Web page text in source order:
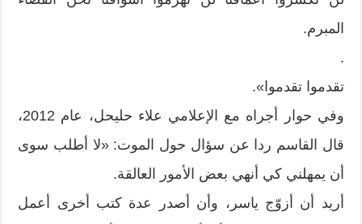
المبرم.
.
تقدموا تقدموا».
وفي حوار أجراه مع الإعلامي علاء حليحل، عام 2012،
قال القاسم ردا عن سؤال حول الموت: «لا أطلب سوى
أن يمهلني كي أنهي بعض الأمور العالقة.
أريد أن أزوّج ياسر، وأن أصدر عدة كتب أخرى أعمل